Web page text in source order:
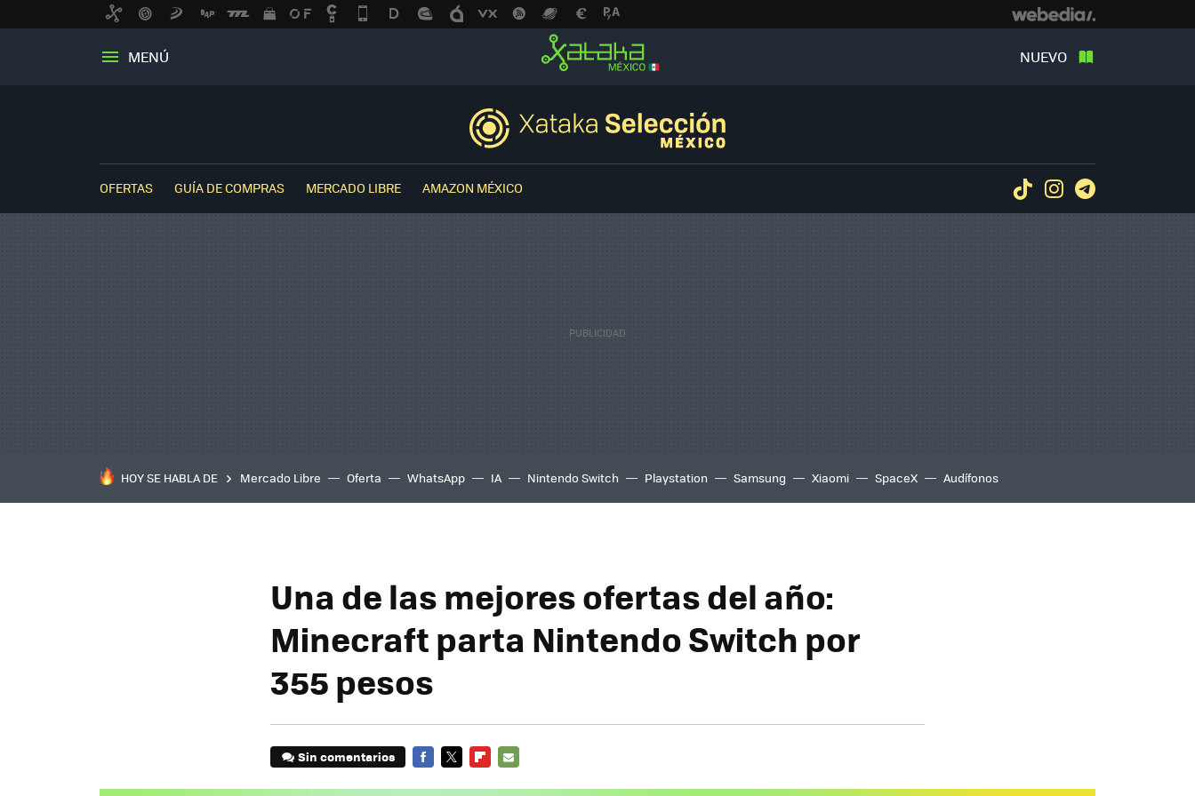
MENÚ NUEVO
OFERTAS GUÍA DE COMPRAS MERCADO LIBRE AMAZON MÉXICO TiktokInstagram
HOY SE HABLA DE Mercado Libre Oferta WhatsApp IA Nintendo Switch Playstation Samsung Xiaomi SpaceX Audífonos
Una de las mejores ofertas del año:
Minecraft parta Nintendo Switch por
355 pesos
Sin comentarios